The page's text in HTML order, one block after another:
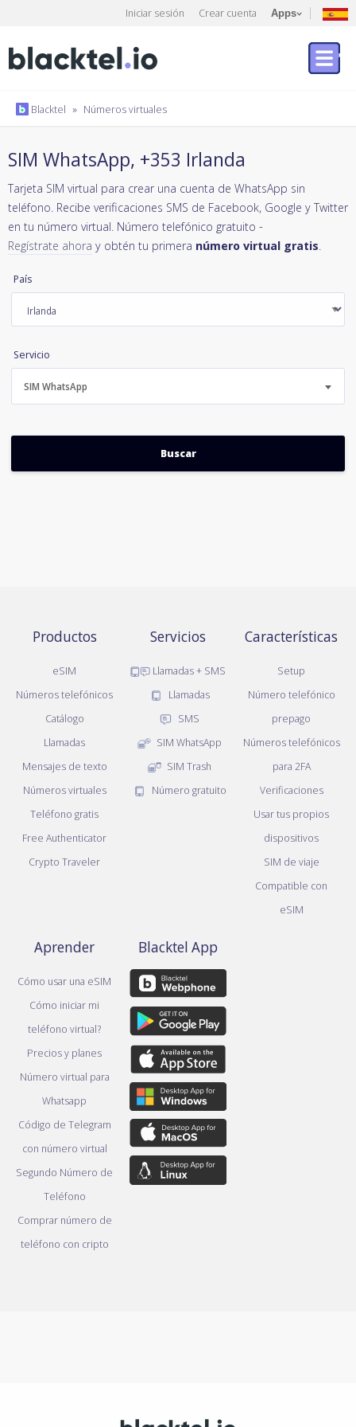
Iniciar sesión Crear cuenta Apps
Blacktel » Números virtuales
SIM WhatsApp, +353 Irlanda
Tarjeta SIM virtual para crear una cuenta de WhatsApp sin
teléfono. Recibe verificaciones SMS de Facebook, Google y Twitter
en tu número virtual. Número telefónico gratuito -
Regístrate ahora y obtén tu primera número virtual gratis.
País
Servicio
SIM WhatsApp
Productos
eSIM
Números telefónicos
Catálogo
Llamadas
Mensajes de texto
Números virtuales
Teléfono gratis
Free Authenticator
Crypto Traveler
Servicios
Llamadas + SMS
Llamadas
SMS
SIM WhatsApp
SIM Trash
Número gratuito
Características
Setup
Número telefónico
prepago
Números telefónicos
para 2FA
Verificaciones
Usar tus propios
dispositivos
SIM de viaje
Compatible con
eSIM
Aprender
Cómo usar una eSIM
Cómo iniciar mi
teléfono virtual?
Precios y planes
Número virtual para
Whatsapp
Código de Telegram
con número virtual
Segundo Número de
Teléfono
Comprar número de
teléfono con cripto
Blacktel App